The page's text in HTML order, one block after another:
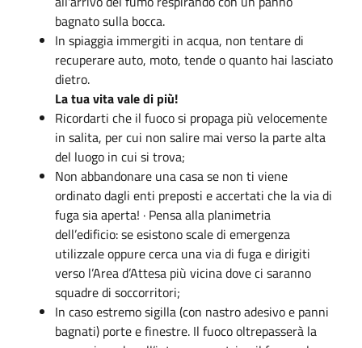
bagnato sulla bocca.
In spiaggia immergiti in acqua, non tentare di
recuperare auto, moto, tende o quanto hai lasciato
dietro.
La tua vita vale di più!
Ricordarti che il fuoco si propaga più velocemente
in salita, per cui non salire mai verso la parte alta
del luogo in cui si trova;
Non abbandonare una casa se non ti viene
ordinato dagli enti preposti e accertati che la via di
fuga sia aperta! · Pensa alla planimetria
dell’edificio: se esistono scale di emergenza
utilizzale oppure cerca una via di fuga e dirigiti
verso l’Area d’Attesa più vicina dove ci saranno
squadre di soccorritori;
In caso estremo sigilla (con nastro adesivo e panni
bagnati) porte e finestre. Il fuoco oltrepasserà la